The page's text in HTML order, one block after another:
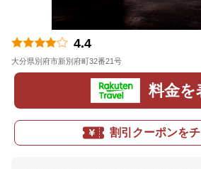
4.4
大分県別府市新別府町32番21号
料金を
割引クーポンを